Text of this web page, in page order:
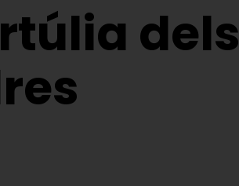
dels